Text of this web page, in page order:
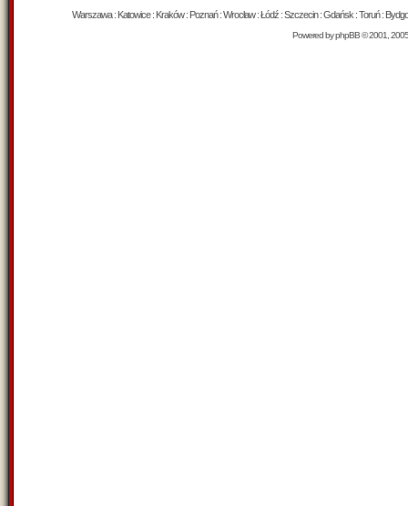
Warszawa : Katowice : Kraków : Poznań : Wrocław : Łódź : Szczecin : Gdańsk : Toruń :
Powered byphpBB© 2001,